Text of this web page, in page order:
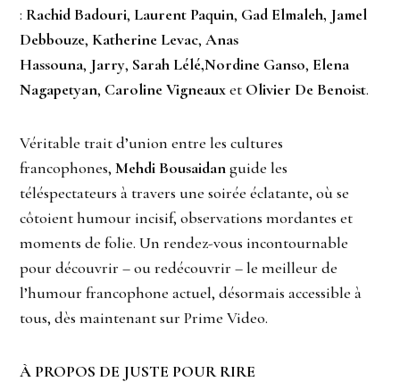
: Rachid Badouri, Laurent Paquin, Gad Elmaleh, Jamel
Debbouze, Katherine Levac,Anas
Hassouna, Jarry, Sarah Lélé,Nordine Ganso, Elena
Nagapetyan, Caroline Vigneauxet Olivier De Benoist.
Véritable trait d’union entre les cultures
francophones,Mehdi Bousaidanguide les
téléspectateurs à travers une soirée éclatante, où se
côtoient humour incisif, observations mordantes et
moments de folie. Un rendez-vous incontournable
pour découvrir – ou redécouvrir – le meilleur de
l’humour francophone actuel, désormais accessible à
tous, dès maintenant sur Prime Video.
À PROPOS DE JUSTE POUR RIRE